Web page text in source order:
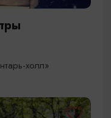
холл»